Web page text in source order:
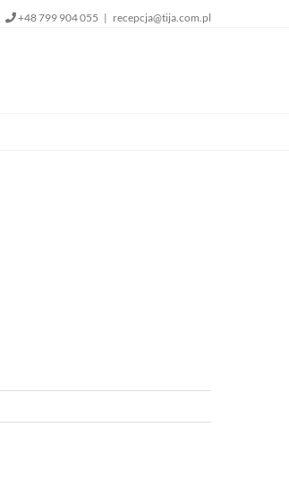
+48 799 904 055 | recepcja@tija.com.pl